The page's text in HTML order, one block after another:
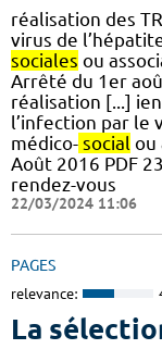
réalisation des
virus de
sociales ou
Arrêté du 1er
réalisation [...]
l’infection par le
médico- social ou
Août 2016 PDF
rendez-vous
22/03/2024 11:06
PAGES
relevance:
La